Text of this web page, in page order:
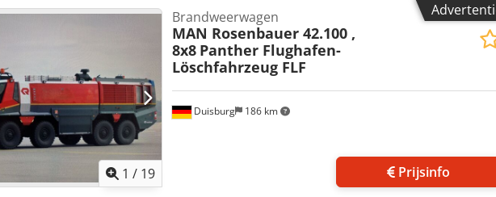
1 / 19
Duisburg 186 km
Brandweerwagen
MAN Rosenbauer 42.100 ,
8x8 Panther Flughafen-
Löschfahrzeug FLF
Prijsinfo